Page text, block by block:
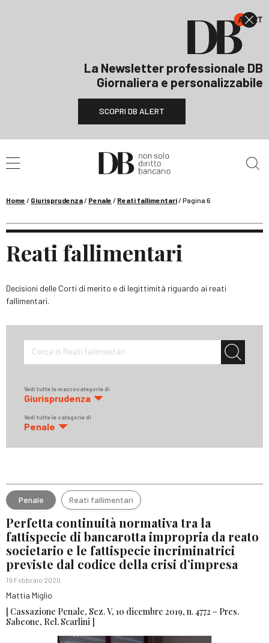
La Newsletter professionale DB
Giornaliera e personalizzabile
SCOPRI DB ALERT
Home / Giurisprudenza/ Penale / Reati fallimentari/Pagina 6
Reati fallimentari
Decisioni delle Corti di merito e di legittimità riguardo ai reati
fallimentari.
Cerca in Reati fallimentari
Vedi tutte le macrocategorie di
Giurisprudenza
Vedi tutte le categorie di
Penale
Penale Reati fallimentari
Perfetta continuità normativa tra la
fattispecie di bancarotta impropria da reato
societario e le fattispecie incriminatrici
previste dal codice della crisi d’impresa
19 Febbraio 2020
Mattia Miglio
[ Cassazione Penale, Sez. V, 10 dicembre 2019, n. 4772 – Pres.
Sabeone, Rel. Scarlini ]